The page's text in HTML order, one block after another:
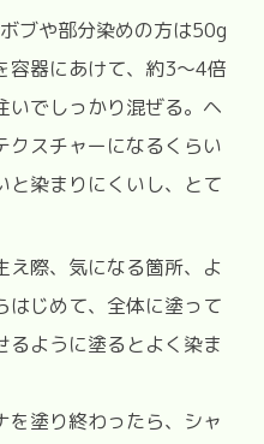
ブや部分染めの方は50g
容器にあけて、約3〜4倍
いでしっかり混ぜる。ヘ
クスチャーになるくらい
と染まりにくいし、とて
え際、気になる箇所、よ
はじめて、全体に塗って
るように塗るとよく染ま
を塗り終わったら、シャ